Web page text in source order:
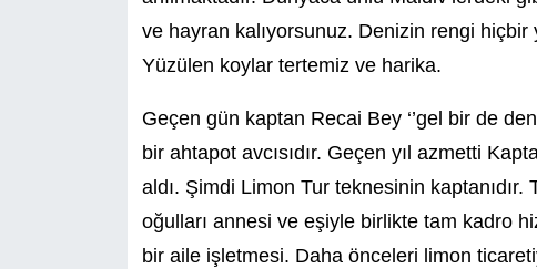
ve hayran kalıyorsunuz. Denizin rengi
Yüzülen koylar tertemiz ve harika.
Geçen gün kaptan Recai Bey ‘’gel bir de
bir ahtapot avcısıdır. Geçen yıl azmetti
aldı. Şimdi Limon Tur teknesinin kaptanıdır.
oğulları annesi ve eşiyle birlikte tam kadro
bir aile işletmesi. Daha önceleri limon